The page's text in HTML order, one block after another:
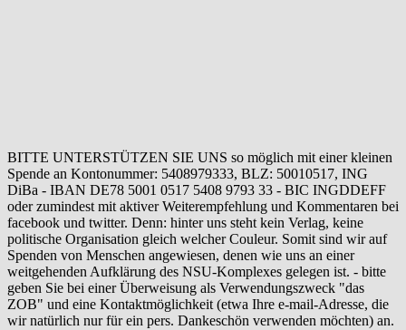
BITTE UNTERSTÜTZEN SIE UNS so möglich mit einer kleinen
Spende an Kontonummer: 5408979333, BLZ: 50010517, ING
DiBa - IBAN DE78 5001 0517 5408 9793 33 - BIC INGDDEFF
oder zumindest mit aktiver Weiterempfehlung und Kommentaren bei
facebook und twitter. Denn: hinter uns steht kein Verlag, keine
politische Organisation gleich welcher Couleur. Somit sind wir auf
Spenden von Menschen angewiesen, denen wie uns an einer
weitgehenden Aufklärung des NSU-Komplexes gelegen ist. - bitte
geben Sie bei einer Überweisung als Verwendungszweck "das
ZOB" und eine Kontaktmöglichkeit (etwa Ihre e-mail-Adresse, die
wir natürlich nur für ein pers. Dankeschön verwenden möchten) an.